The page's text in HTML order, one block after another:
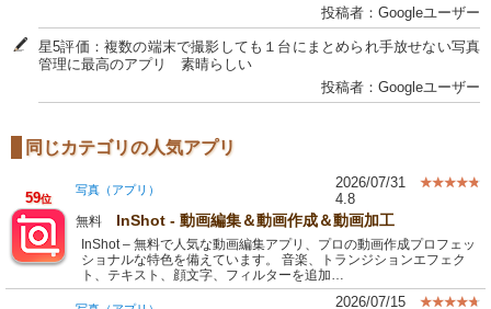
投稿者：Googleユーザー
星5評価：複数の端末で撮影しても１台にまとめられ手放せない写真
管理に最高のアプリ 素晴らしい
投稿者：Googleユーザー
同じカテゴリの人気アプリ
59位
写真（アプリ）
2026/07/31
4.8
無料 InShot - 動画編集＆動画作成＆動画加工
InShot – 無料で人気な動画編集アプリ、プロの動画作成プロフェッ
ショナルな特色を備えています。 音楽、トランジションエフェク
ト、テキスト、顔文字、フィルターを追加…
2026/07/15